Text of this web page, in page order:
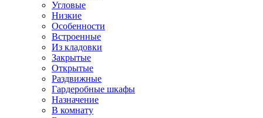
Угловые
Низкие
Особенности
Встроенные
Из кладовки
Закрытые
Открытые
Раздвижные
Гардеробные шкафы
Назначение
В комнату